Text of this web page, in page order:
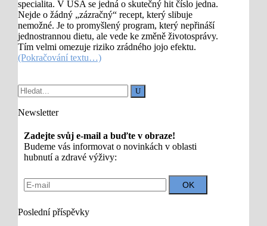
specialita. V USA se jedná o skutečný hit číslo jedna.
Nejde o žádný „zázračný“ recept, který slibuje
nemožné. Je to promyšlený program, který nepřináší
jednostrannou dietu, ale vede ke změně životosprávy.
Tím velmi omezuje riziko zrádného jojo efektu.
(Pokračování textu…)
Newsletter
Zadejte svůj e-mail a buďte v obraze!
Budeme vás informovat o novinkách v oblasti
hubnutí a zdravé výživy:
Poslední příspěvky